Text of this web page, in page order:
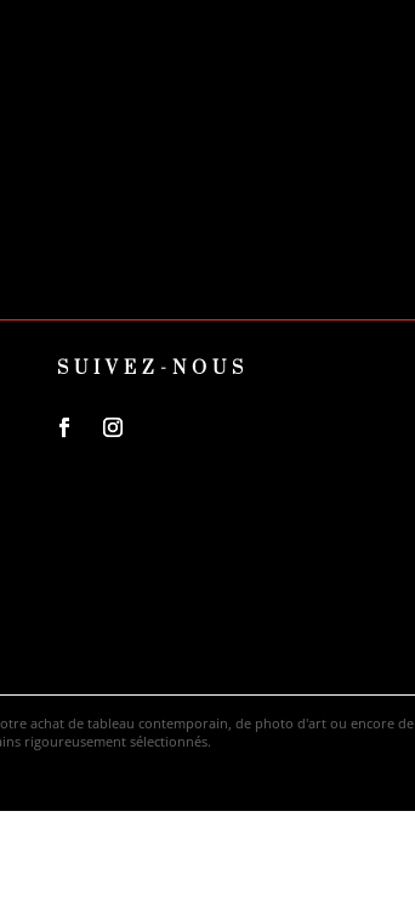
SUIVEZ-NOUS
achat de tableau contemporain, de photo d'art ou encore de
rigoureusement sélectionnés.